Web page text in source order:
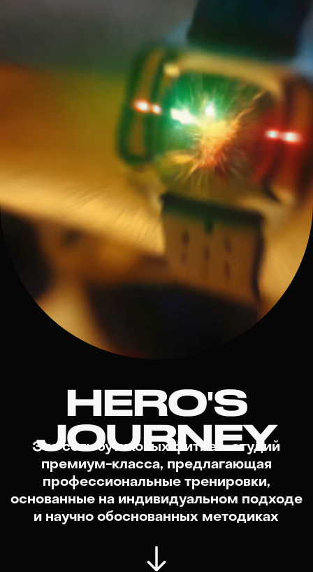
Это сеть бутиковых фитнес-студий
премиум-класса, предлагающая
профессиональные тренировки,
основанные на индивидуальном подходе
HERO'S
JOURNEY
ВЫБЕРИ СВОЙ
КЛУБ